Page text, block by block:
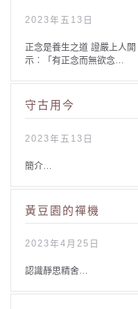
2023年五13日
正念是養生之道 證嚴上人開
示︰「有正念而無欲念…
守古用今
2023年五13日
簡介…
黃豆園的禪機
2023年4月25日
認識靜思精舍…